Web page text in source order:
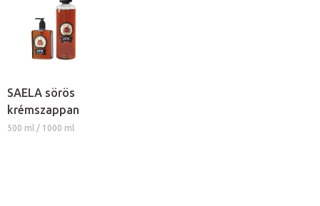
SAELA sörös
krémszappan
500 ml / 1000 ml